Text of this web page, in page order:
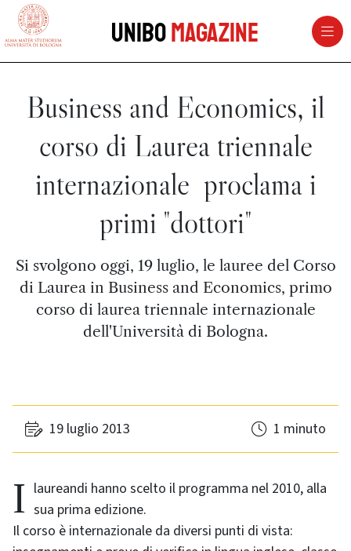
vai al contenuto della pagina
UniboMagazine
Business and Economics, il
corso di Laurea triennale
internazionale proclama i
primi "dottori"
Si svolgono oggi, 19 luglio, le lauree del Corso
di Laurea in Business and Economics, primo
corso di laurea triennale internazionale
dell'Università di Bologna.
19 luglio 2013 1 minuto
I laureandi hanno scelto il programma nel 2010, alla sua prima edizione.
Il corso è internazionale da diversi punti di vista: